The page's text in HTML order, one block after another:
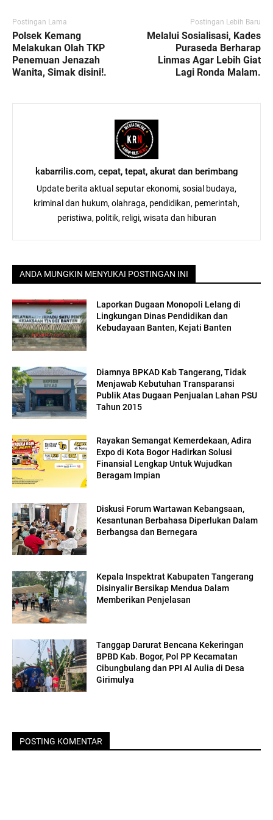
Postingan Lama
Polsek Kemang
Melakukan Olah TKP
Penemuan Jenazah
Wanita, Simak disini!.
Postingan Lebih Baru
Melalui Sosialisasi, Kades
Puraseda Berharap
Linmas Agar Lebih Giat
Lagi Ronda Malam.
kabarrilis.com, cepat, tepat, akurat dan berimbang
Update berita aktual seputar ekonomi, sosial budaya,
kriminal dan hukum, olahraga, pendidikan, pemerintah,
peristiwa, politik, religi, wisata dan hiburan
ANDA MUNGKIN MENYUKAI POSTINGAN INI
Laporkan Dugaan Monopoli Lelang di
Lingkungan Dinas Pendidikan dan
Kebudayaan Banten, Kejati Banten
Diamnya BPKAD Kab Tangerang, Tidak
Menjawab Kebutuhan Transparansi
Publik Atas Dugaan Penjualan Lahan PSU
Tahun 2015
Rayakan Semangat Kemerdekaan, Adira
Expo di Kota Bogor Hadirkan Solusi
Finansial Lengkap Untuk Wujudkan
Beragam Impian
Diskusi Forum Wartawan Kebangsaan,
Kesantunan Berbahasa Diperlukan Dalam
Berbangsa dan Bernegara
Kepala Inspektrat Kabupaten Tangerang
Disinyalir Bersikap Mendua Dalam
Memberikan Penjelasan
Tanggap Darurat Bencana Kekeringan
BPBD Kab. Bogor, Pol PP Kecamatan
Cibungbulang dan PPI Al Aulia di Desa
Girimulya
POSTING KOMENTAR